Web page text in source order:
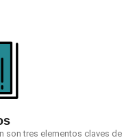
son tres elementos claves de